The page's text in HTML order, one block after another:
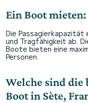
Ein Boot
Die Passagierkapazität
und Tragfähigkeit ab.
Boote bieten eine
Personen.
Welche sind die
Boot in Sète,